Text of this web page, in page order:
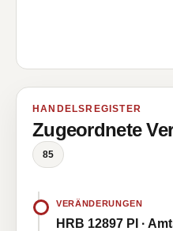
HANDELSREGISTER
Zugeordnete
85
VERÄNDERUNGEN
HRB 12897 PI ·